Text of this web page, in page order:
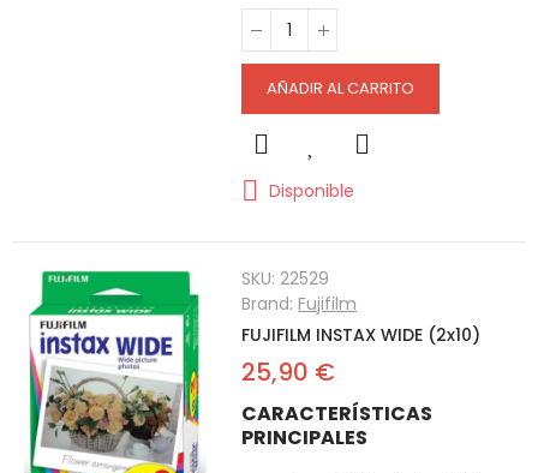
AÑADIR AL CARRITO
Disponible
SKU:22529
Brand:Fujifilm
FUJIFILM INSTAX WIDE (2x10)
25,90 €
CARACTERÍSTICAS
PRINCIPALES